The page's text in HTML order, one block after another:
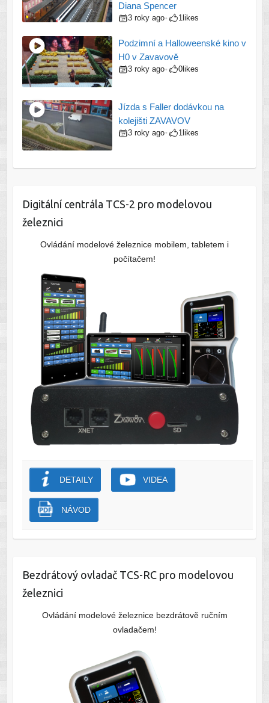
Diana Spencer
3 roky ago• 1likes
Podzimní a Halloweenské kino v
H0 v Zavavově
3 roky ago• 0likes
Jízda s Faller dodávkou na
kolejišti ZAVAVOV
3 roky ago• 1 likes
Digitální centrála TCS-2 pro modelovou
železnici
Ovládání modelové železnice mobilem, tabletem i
počítačem!
DETAILY VIDEA
NÁVOD
Bezdrátový ovladač TCS-RC pro modelovou
železnici
Ovládání modelové železnice bezdrátově ručním
ovladačem!